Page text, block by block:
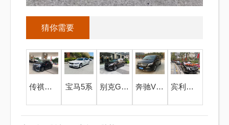
猜你需要
传祺M8商务 宝马5系 别克GL8商务ES陆尊 奔驰V260L商务 宾利婚礼车队